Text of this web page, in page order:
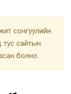
сонгуулийн
тус сайтын
болно.